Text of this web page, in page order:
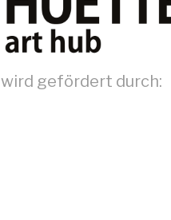
wird gefördert durch: